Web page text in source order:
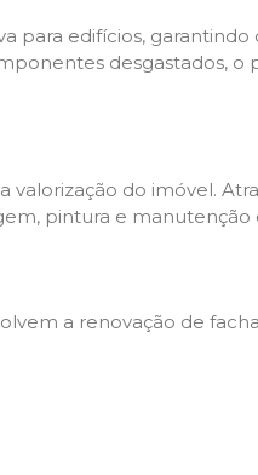
para edifícios,
desgastados, o
do imóvel.
pintura e manutenção
a renovação de